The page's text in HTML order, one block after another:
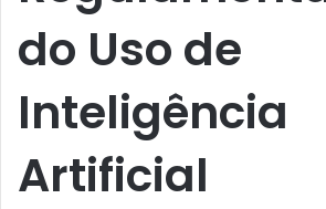
do Uso de
Inteligência
Artificial